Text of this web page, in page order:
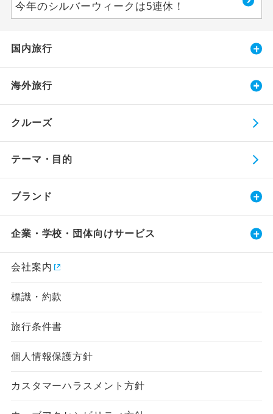
今年のシルバーウィークは5連休！
国内旅行
海外旅行
クルーズ
テーマ・目的
ブランド
企業・学校・団体向けサービス
会社案内
標識・約款
旅行条件書
個人情報保護方針
カスタマーハラスメント方針